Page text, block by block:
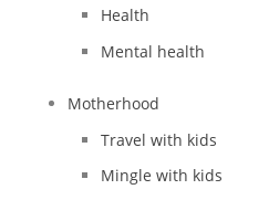
Health
Mental health
Motherhood
Travel with kids
Mingle with kids